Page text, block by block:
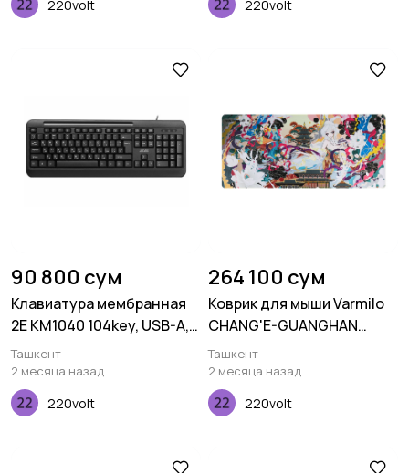
220volt 220volt
90 800 сум
Клавиатура мембранная
2E KM1040 104key, USB-A,
EN/UK/RU, чёрный
Ташкент
2 месяца назад
220volt
264 100 сум
Коврик для мыши Varmilo
CHANG'E-GUANGHAN
PALACE XL
(900х400х3мм), Зеленый
Ташкент
2 месяца назад
220volt